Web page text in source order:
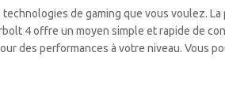
de gaming que vous voulez. La
4 offre un moyen simple et rapide de
des performances à votre niveau. Vous